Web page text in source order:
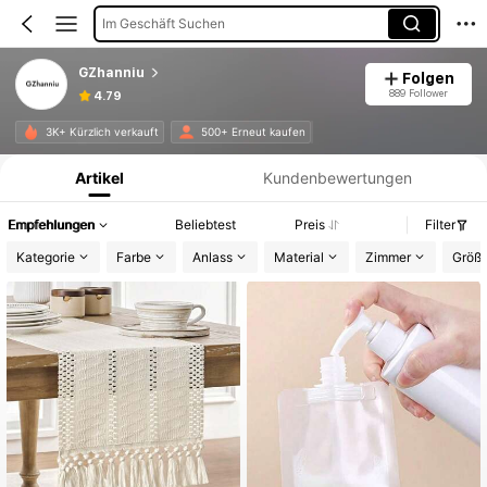
Im Geschäft Suchen
GZhanniu
4.79
Folgen
889 Follower
3K+ Kürzlich verkauft 500+ Erneut kaufen
Produktinformation: Preisangabe, Verkaufs- und Lagerbestandsdetails.
Artikel Kundenbewertungen
Empfehlungen Beliebtest Preis
Filter
Kategorie
Farbe Anlass Material Zimmer